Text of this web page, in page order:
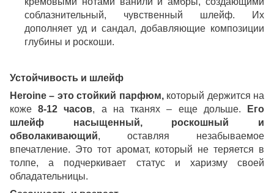
соблазнительный, чувственный шлейф. Их
дополняет уд и сандал, добавляющие композиции
глубины и роскоши.
Устойчивость и шлейф
Heroine – это стойкий парфюм, который держится на
коже8-12 часов, а на тканях – еще дольше.
Его
шлейф насыщенный, роскошный и
обволакивающий, оставляя незабываемое
впечатление. Это тот аромат, который не теряется в
толпе, а подчеркивает статус и харизму своей
обладательницы.